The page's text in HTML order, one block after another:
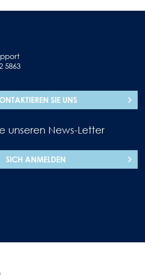
5863
SIE UNS
unseren News-Letter
SICH ANMELDEN